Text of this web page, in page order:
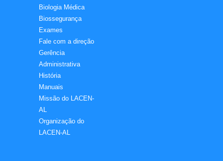
Biologia Médica
Biossegurança
Exames
Fale com a direção
Gerência
Administrativa
História
Manuais
Missão do LACEN-
AL
Organização do
LACEN-AL